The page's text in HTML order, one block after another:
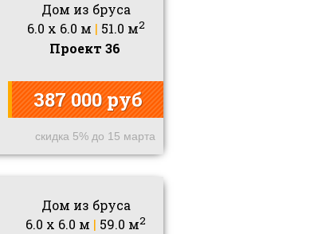
Дом из бруса
6.0 x 6.0 м | 51.0 м2
Проект 36
387 000 руб
скидка 5% до 15 марта
Дом из бруса
6.0 x 6.0 м | 59.0 м2